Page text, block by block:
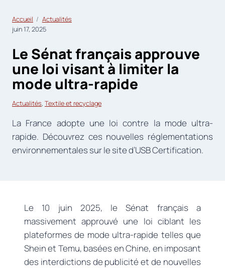
Accueil
Actualités
juin 17, 2025
Le Sénat français approuve
une loi visant à limiter la
mode ultra-rapide
Actualités, Textile et recyclage
La France adopte une loi contre la mode ultra-
rapide. Découvrez ces nouvelles réglementations
environnementales sur le site d’USB Certification.
Le 10 juin 2025, le Sénat français a
massivement approuvé une loi ciblant les
plateformes de mode ultra-rapide telles que
Shein et Temu, basées en Chine, en imposant
des interdictions de publicité et de nouvelles